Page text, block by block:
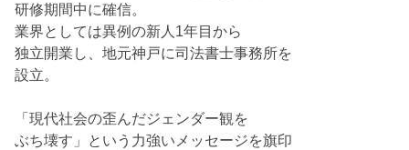
研修期間中に確信。
業界としては異例の新人1年目から
独立開業し、地元神戸に司法書士事務所を
設立。
「現代社会の歪んだジェンダー観を
ぶち壊す」という力強いメッセージを旗印